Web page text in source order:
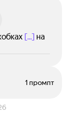
[...] на
1 промпт